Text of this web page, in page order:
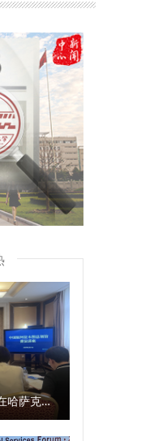
国际法学院张光耀博士在哈萨克斯坦阿拉木图开展科研与社会服务活动